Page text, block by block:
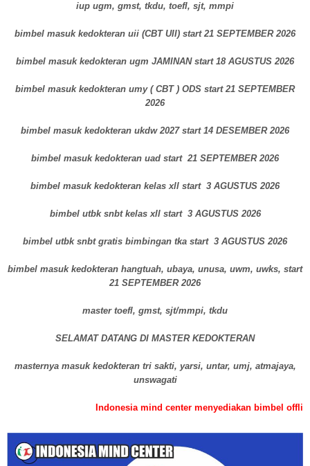
iup ugm, gmst, tkdu, toefl, sjt, mmpi
bimbel masuk kedokteran uii (CBT UII) start 21 SEPTEMBER 2026
bimbel masuk kedokteran ugm JAMINAN start 18 AGUSTUS 2026
bimbel masuk kedokteran umy ( CBT ) ODS start 21 SEPTEMBER
2026
bimbel masuk kedokteran ukdw 2027 start 14 DESEMBER 2026
bimbel masuk kedokteran uad start 21 SEPTEMBER 2026
bimbel masuk kedokteran kelas xll start 3 AGUSTUS 2026
bimbel utbk snbt kelas xll start 3 AGUSTUS 2026
bimbel utbk snbt gratis bimbingan tka start 3 AGUSTUS 2026
bimbel masuk kedokteran hangtuah, ubaya, unusa, uwm, uwks, start
21 SEPTEMBER 2026
master toefl, gmst, sjt/mmpi, tkdu
SELAMAT DATANG DI MASTER KEDOKTERAN
masternya masuk kedokteran tri sakti, yarsi, untar, umj, atmajaya,
unswagati
Indonesia mind center menyediakan bimbel offline dan